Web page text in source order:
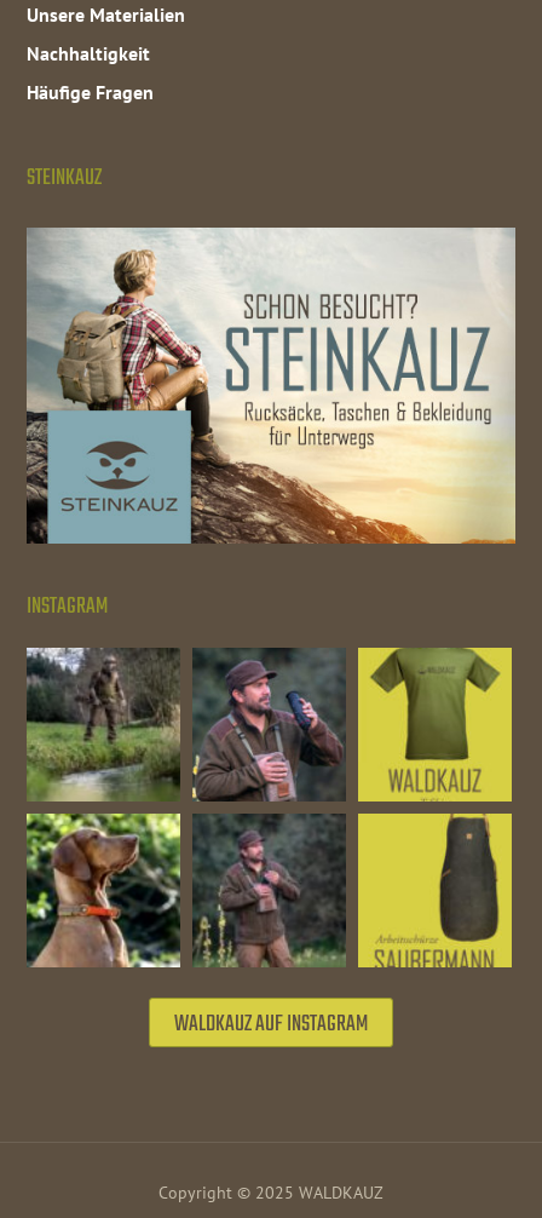
Unsere Materialien
Nachhaltigkeit
Häufige Fragen
STEINKAUZ
INSTAGRAM
WALDKAUZ AUF INSTAGRAM
Copyright © 2025 WALDKAUZ